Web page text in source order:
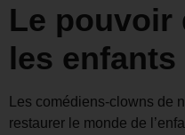
Le pouvoir
les
Les comédiens-clowns de
restaurer le monde de